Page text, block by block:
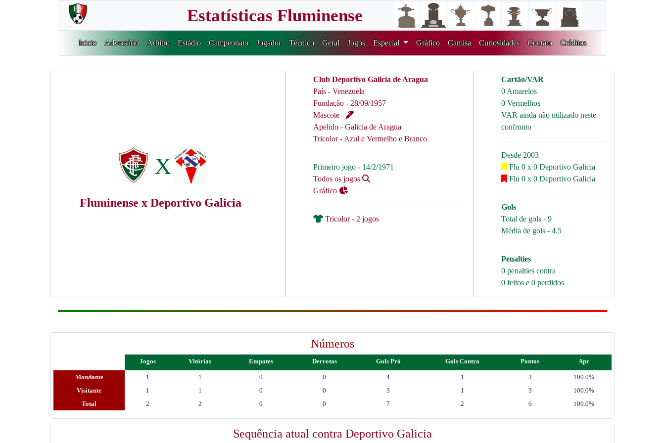
Estatísticas Fluminense
Inicio Adversário Árbitro Estádio Campeonato Jogador Técnico Geral Jogos Especial Gráfico Camisa Curiosidades Contato Créditos
X
Fluminense x Deportivo Galicia
Club Deportivo Galicia de Aragua
País - Venezuela
Fundação - 28/09/1957
Mascote -
Apelido - Galicia de Aragua
Tricolor - Azul e Vermelho e Branco
Primeiro jogo - 14/2/1971
Todos os jogos
Gráfico
Tricolor - 2 jogos
Cartão/VAR
0 Amarelos
0 Vermelhos
VAR ainda não utilizado neste
confronto
Desde 2003
Flu 0 x 0 Deportivo Galicia
Flu 0 x 0 Deportivo Galicia
Gols
Total de gols - 9
Média de gols - 4.5
Penalties
0 penalties contra
0 feitos e 0 perdidos
Números
Jogos Vitórias Empates Derrotas Gols Pró Gols Contra Pontos Apr
Mandante 1 1 0 0 4 1 3
100.0%
Visitante
1 1 0 0 3 1 3
100.0%
Total
2 2 0 0 7 2 6 100.0%
Sequência atual contra Deportivo Galicia